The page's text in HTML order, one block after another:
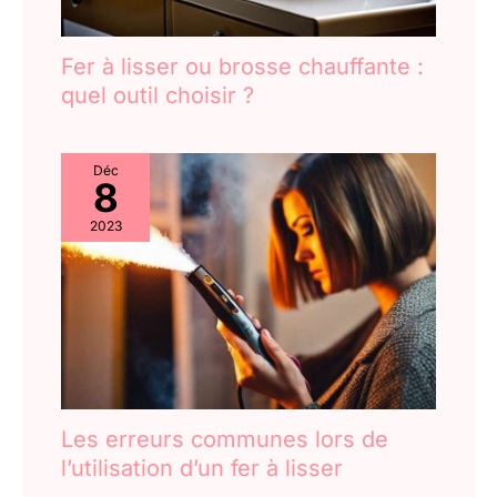
Fer à lisser ou brosse chauffante :
quel outil choisir ?
Déc
8
2023
Les erreurs communes lors de
l’utilisation d’un fer à lisser